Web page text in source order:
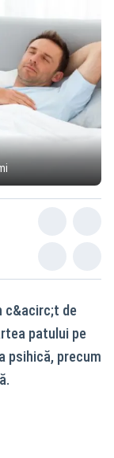
c&acirc;t de
patului pe
psihică, precum